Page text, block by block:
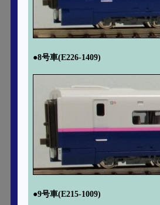
●8号車(E226-1409)
●9号車(E215-1009)